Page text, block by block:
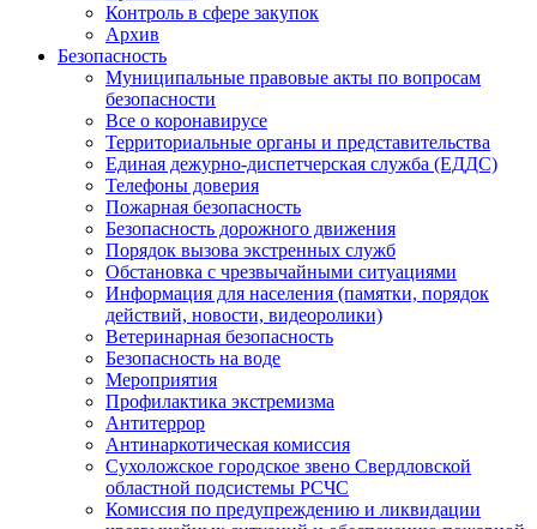
Контроль в сфере закупок
Архив
Безопасность
Муниципальные правовые акты по вопросам
безопасности
Все о коронавирусе
Территориальные органы и представительства
Единая дежурно-диспетчерская служба (ЕДДС)
Телефоны доверия
Пожарная безопасность
Безопасность дорожного движения
Порядок вызова экстренных служб
Обстановка с чрезвычайными ситуациями
Информация для населения (памятки, порядок
действий, новости, видеоролики)
Ветеринарная безопасность
Безопасность на воде
Мероприятия
Профилактика экстремизма
Антитеррор
Антинаркотическая комиссия
Сухоложское городское звено Свердловской
областной подсистемы РСЧС
Комиссия по предупреждению и ликвидации